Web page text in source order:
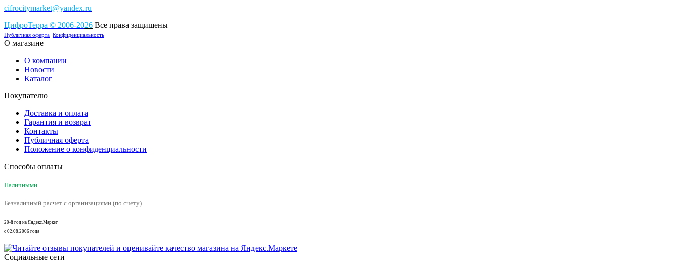
cifrocitymarket@yandex.ru
ЦифроТерра © 2006-2026 Все права защищены
Публичная оферта Конфиденциальность
О магазине
О компании
Новости
Каталог
Покупателю
Доставка и оплата
Гарантия и возврат
Контакты
Публичная оферта
Положение о конфиденциальности
Способы оплаты
Наличными
Безналичный расчет с организациями (по счету)
20-й год на Яндекс.Маркет
с 02.08.2006 года
Социальные сети